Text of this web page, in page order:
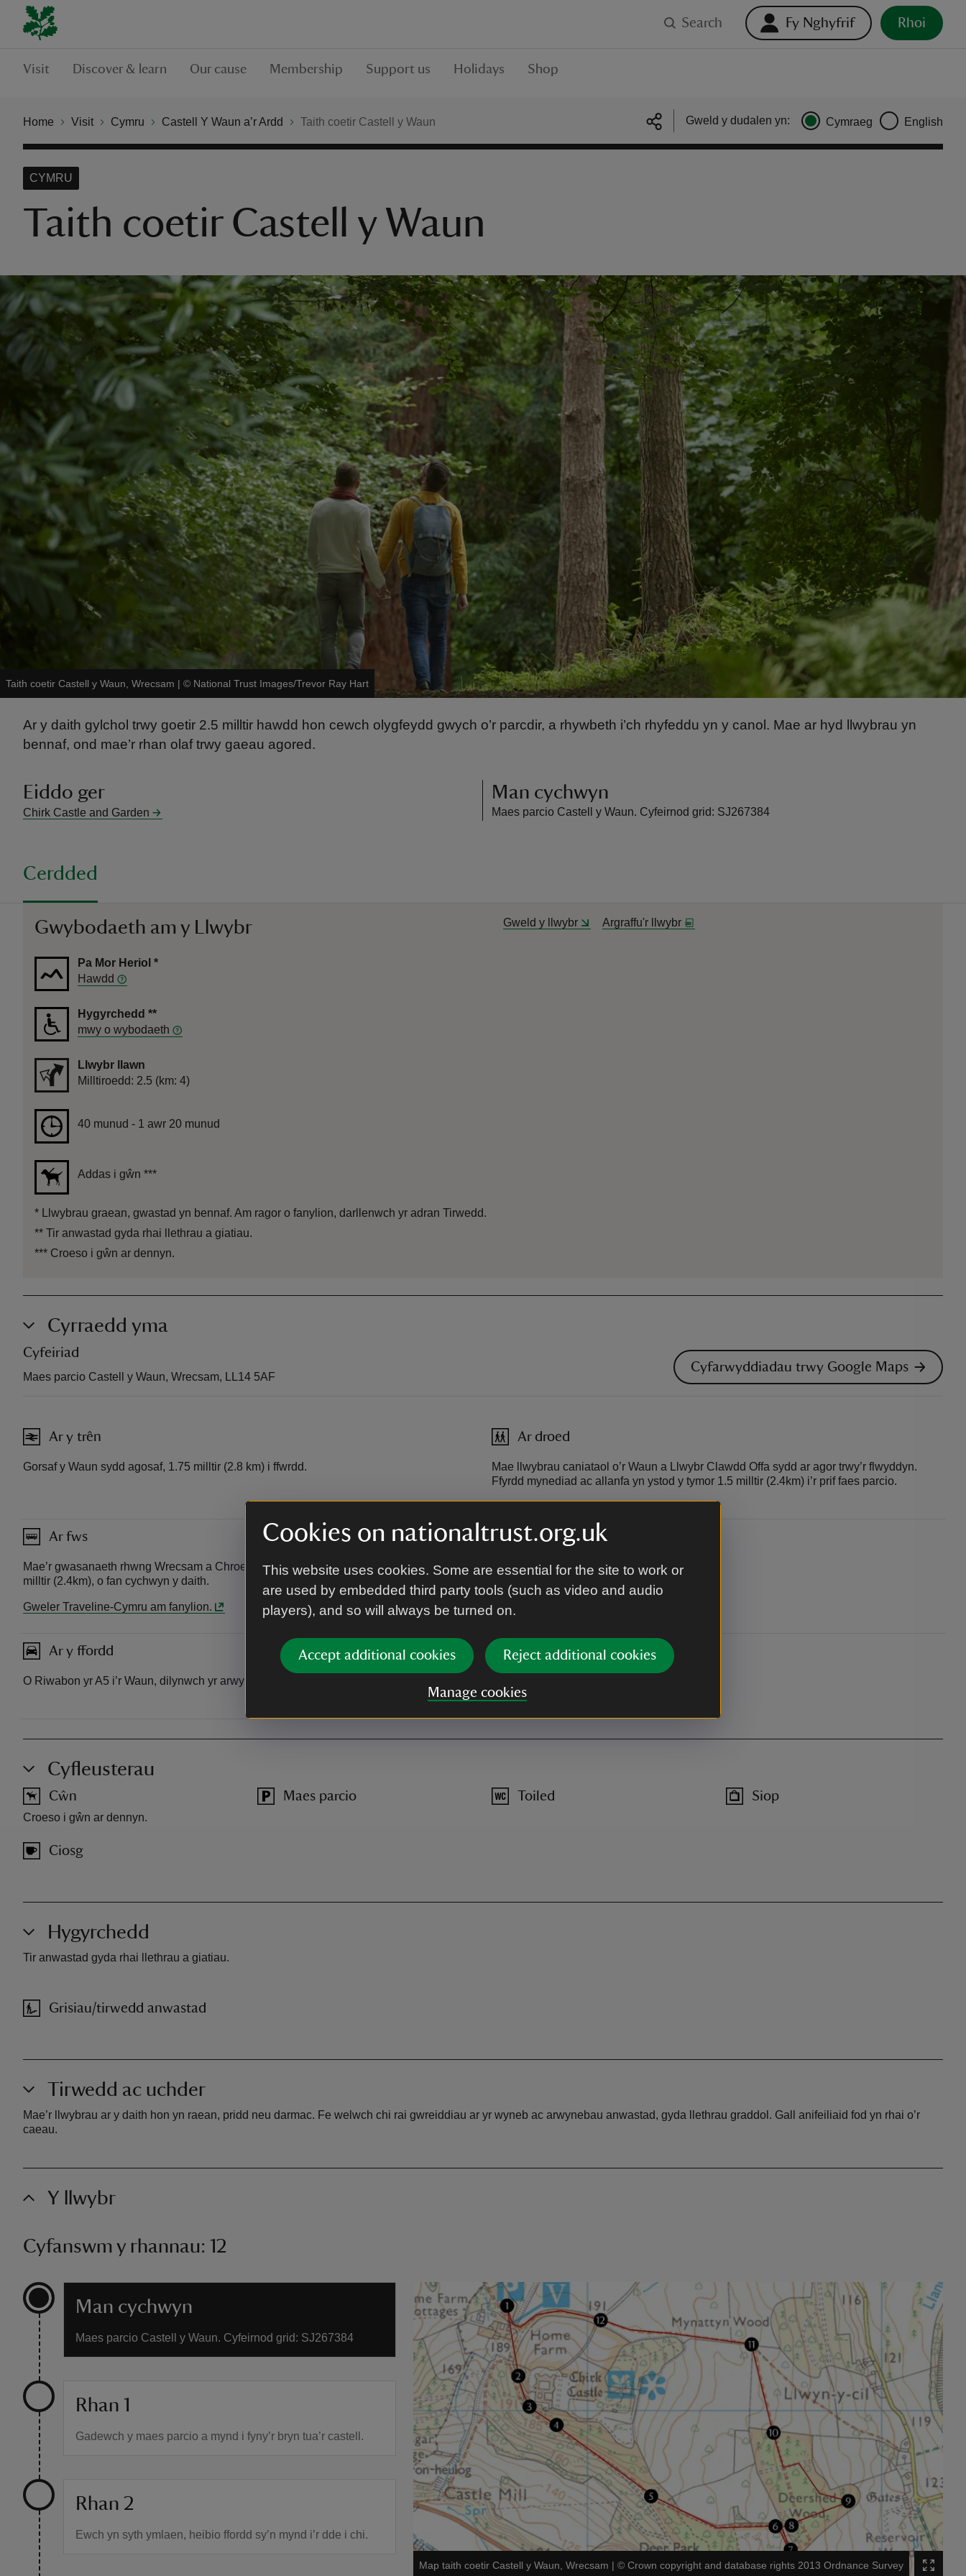
Cookies on nationaltrust.org.uk
This website uses cookies. Some are essential for the site to work or
are used by embedded third party tools (such as video and audio
players), and so will always be turned on.
Accept additional cookies Reject additional cookies
Manage cookies
Search Fy Nghyfrif Rhoi
Visit Discover & learn Our cause Membership Support us Holidays Shop
Home Visit Cymru Castell Y Waun a’r Ardd Taith coetir Castell y Waun Gweld y dudalen yn: Cymraeg English
Taith coetir Castell y Waun
CYMRU
Taith coetir Castell y Waun, Wrecsam | © National Trust Images/Trevor Ray Hart
Ar y daith gylchol trwy goetir 2.5 milltir hawdd hon cewch olygfeydd gwych o’r parcdir, a rhywbeth i’ch rhyfeddu yn y canol. Mae ar hyd llwybrau yn
bennaf, ond mae’r rhan olaf trwy gaeau agored.
Eiddo ger
Chirk Castle and Garden
Man cychwyn
Maes parcio Castell y Waun. Cyfeirnod grid: SJ267384
Cerdded
Gwybodaeth am y Llwybr Gweld y llwybr Argraffu'r llwybr
Pa Mor Heriol *
Hawdd
Hygyrchedd **
mwy o wybodaeth
Llwybr llawn
Pellter
Milltiroedd: 2.5 (km: 4)
Hyd40 munud to 1 awr 20 munud
40 munud - 1 awr 20 munud
Addas i gŵn ***
*
Llwybrau graean, gwastad yn bennaf. Am ragor o fanylion, darllenwch yr adran Tirwedd.
** Tir anwastad gyda rhai llethrau a giatiau.
*** Croeso i gŵn ar dennyn.
Cyrraedd yma
Cyfeiriad
Maes parcio Castell y Waun, Wrecsam, LL14 5AF
Cyfarwyddiadau trwy Google Maps
Ar y trên
Gorsaf y Waun sydd agosaf, 1.75 milltir (2.8 km) i ffwrdd.
Ar droed
Mae llwybrau caniataol o’r Waun a Llwybr Clawdd Offa sydd ar agor trwy’r flwyddyn.
Ffyrdd mynediad ac allanfa yn ystod y tymor 1.5 milltir (2.4km) i’r prif faes parcio.
Ar fws
Mae’r gwasanaeth rhwng Wrecsam a Chroesoswallt yn stopio yn y Waun, sydd 1.5
milltir (2.4km), o fan cychwyn y daith.
Gweler Traveline-Cymru am fanylion.
Beicio
Rhwydwaith Beicio Ceiriog
Gweler Sustrans am fanylion.
Ar y ffordd
O Riwabon yr A5 i’r Waun, dilynwch yr arwyddion i Gastell y Waun, cod post LL14 5AF.
Cyfleusterau
Cŵn
Croeso i gŵn ar dennyn.
Maes parcio Toiled Siop
Ciosg
Hygyrchedd
Tir anwastad gyda rhai llethrau a giatiau.
Grisiau/tirwedd anwastad
Tirwedd ac uchder
Mae’r llwybrau ar y daith hon yn raean, pridd neu darmac. Fe welwch chi rai gwreiddiau ar yr wyneb ac arwynebau anwastad, gyda llethrau graddol. Gall anifeiliaid fod yn rhai o’r
caeau.
Y llwybr
Cyfanswm y rhannau: 12
Man cychwyn
Maes parcio Castell y Waun. Cyfeirnod grid: SJ267384
Rhan 1
Gadewch y maes parcio a mynd i fyny’r bryn tua’r castell.
Rhan 2
Ewch yn syth ymlaen, heibio ffordd sy’n mynd i’r dde i chi.
Map taith coetir Castell y Waun, Wrecsam |©Crown copyright and database rights 2013 Ordnance Survey